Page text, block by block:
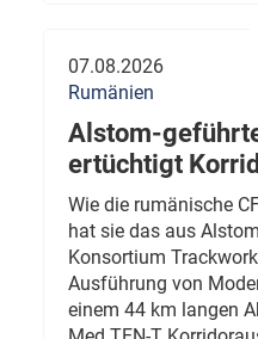
07.08.2026
Rumänien
Alstom-
ertüchtigt
Wie die rumänische
hat sie das aus
Konsortium
Ausführung von
einem 44 km langen